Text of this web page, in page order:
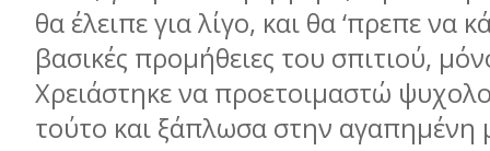
θα έλειπε για λίγο, και θα ‘πρεπε να
βασικές προμήθειες του σπιτιού,
Χρειάστηκε να προετοιμαστώ
τούτο και ξάπλωσα στην